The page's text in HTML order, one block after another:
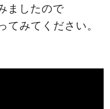
ましたので
てみてください。